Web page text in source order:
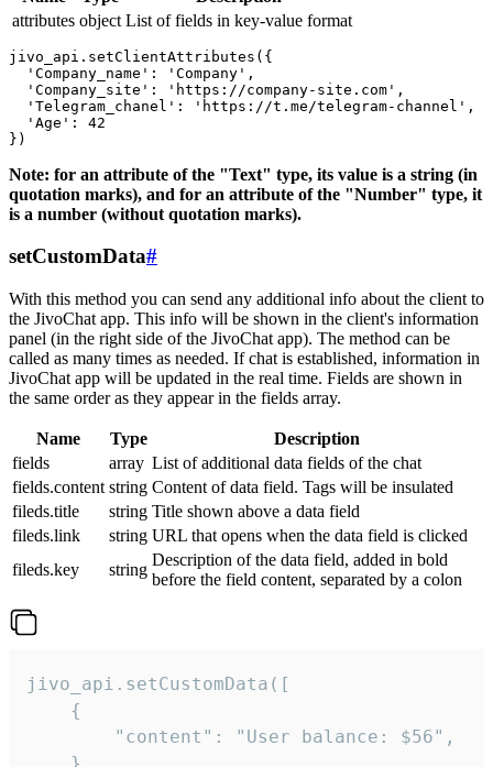
attributes object List of fields in key-value format
jivo_api.setClientAttributes({
  'Company_name': 'Company',
  'Company_site': 'https://company-site.com',
  'Telegram_chanel': 'https://t.me/telegram-channel',
  'Age': 42
Note: for an attribute of the "Text" type, its value is a string (in
quotation marks), and for an attribute of the "Number" type, it
is a number (without quotation marks).
setCustomData#
With this method you can send any additional info about the client to
the JivoChat app. This info will be shown in the client's information
panel (in the right side of the JivoChat app). The method can be
called as many times as needed. If chat is established, information in
JivoChat app will be updated in the real time. Fields are shown in
the same order as they appear in the fields array.
Name Type
Description
fields
array List of additional data fields of the chat
fields.content string Content of data field. Tags will be insulated
fileds.title
string Title shown above a data field
fileds.link
string URL that opens when the data field is clicked
fileds.key
string
Description of the data field, added in bold
before the field content, separated by a colon
jivo_api.setCustomData([
    {
        "content": "User balance: $56",